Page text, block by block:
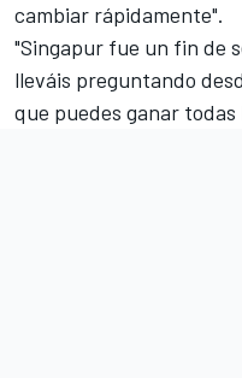
cambiar rápidamente".
"Singapur fue un fin de
lleváis preguntando
que puedes ganar